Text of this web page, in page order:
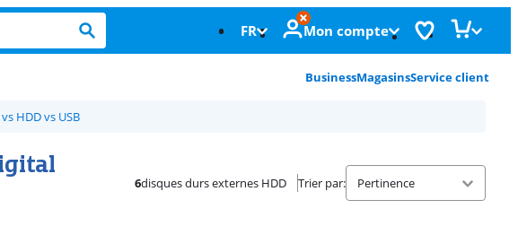
FR Mon compte
BusinessMagasinsService client
vs HDD vs USB
6disques durs externes HDD Trier par: